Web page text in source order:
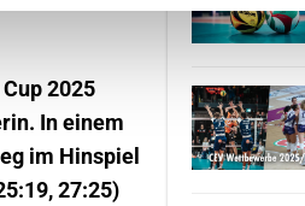
2025
In einem
im Hinspiel
27:25)